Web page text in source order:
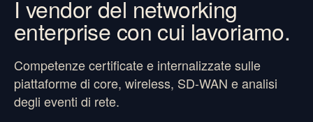
I vendor del networking
enterprise con cui lavoriamo.
Competenze certificate e internalizzate sulle
piattaforme di core, wireless, SD-WAN e analisi
degli eventi di rete.